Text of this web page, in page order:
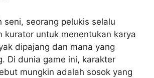
seni, seorang pelukis selalu
kurator untuk menentukan karya
dipajang dan mana yang
Di dunia game ini, karakter
mungkin adalah sosok yang